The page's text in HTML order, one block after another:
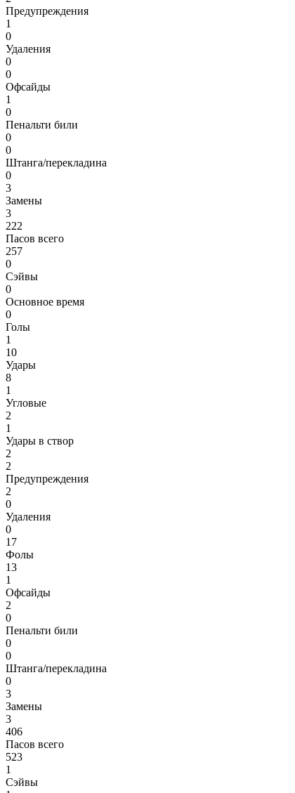
Предупреждения
1
0
Удаления
0
0
Офсайды
1
0
Пенальти били
0
0
Штанга/перекладина
0
3
Замены
3
222
Пасов всего
257
0
Сэйвы
0
Основное время
0
Голы
1
10
Удары
8
1
Угловые
2
1
Удары в створ
2
2
Предупреждения
2
0
Удаления
0
17
Фолы
13
1
Офсайды
2
0
Пенальти били
0
0
Штанга/перекладина
0
3
Замены
3
406
Пасов всего
523
1
Сэйвы